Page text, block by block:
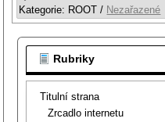
Kategorie: ROOT / Nezařazené
Rubriky
Titulní strana
Zrcadlo internetu